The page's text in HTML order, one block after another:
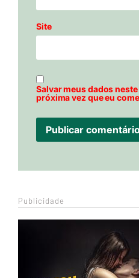
Site
Salvar meus dados
próxima vez que eu
Publicidade